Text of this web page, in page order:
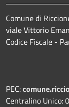
Comune di
viale Vittorio
Codice Fiscale -
PEC:
Centralino Unico: